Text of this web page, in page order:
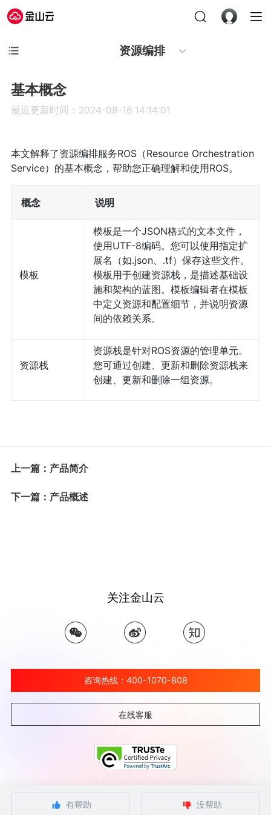
资源编排
基本概念
最近更新时间：2024-08-16 14:14:01
本文解释了资源编排服务ROS（Resource Orchestration
Service）的基本概念，帮助您正确理解和使用ROS。
概念 说明
模板
模板是一个JSON格式的文本文件，
使用UTF-8编码。您可以使用指定扩
展名（如.json、.tf）保存这些文件。
模板用于创建资源栈，是描述基础设
施和架构的蓝图。模板编辑者在模板
中定义资源和配置细节，并说明资源
间的依赖关系。
资源栈
资源栈是针对ROS资源的管理单元。
您可通过创建、更新和删除资源栈来
创建、更新和删除一组资源。
上一篇：产品简介
下一篇：产品概述
有帮助 没帮助
关注金山云
咨询热线：400-1070-808
在线客服
©北京金山云网络技术有限公司 2026 Ksyun All Rights Reserved Kingsoft Corp.